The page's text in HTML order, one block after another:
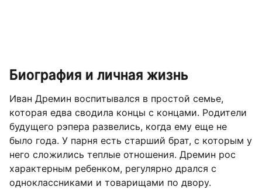
Биография и личная жизнь
Иван Дремин воспитывался в простой семье,
которая едва сводила концы с концами. Родители
будущего рэпера развелись, когда ему еще не
было года. У парня есть старший брат, с которым у
него сложились теплые отношения. Дремин рос
характерным ребенком, регулярно дрался с
одноклассниками и товарищами по двору.